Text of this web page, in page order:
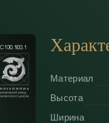
Материал
Высота
Ширина